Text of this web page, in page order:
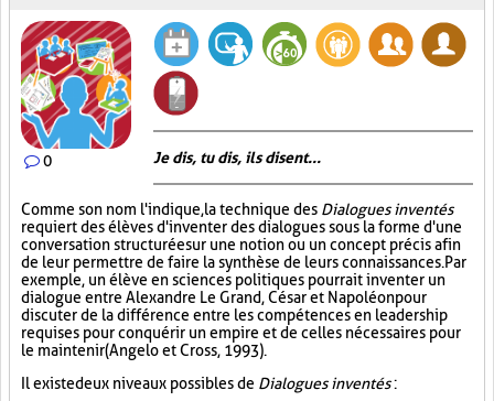
0 Je dis, tu dis, ils disent...
Comme son nom l'indique, la technique des Dialogues inventés
requiert des élèves d'inventer des dialogues sous la forme d'une
conversation structurée sur une notion ou un concept précis afin
de leur permettre de faire la synthèse de leurs connaissances. Par
exemple, un élève en sciences politiques pourrait inventer un
dialogue entre Alexandre Le Grand, César et Napoléon pour
discuter de la différence entre les compétences en leadership
requises pour conquérir un empire et de celles nécessaires pour
le maintenir (Angelo et Cross, 1993).
Il existe deux niveaux possibles de Dialogues inventés: